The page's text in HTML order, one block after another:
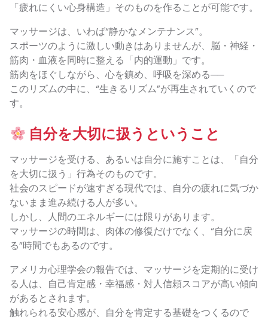
「疲れにくい心身構造」そのものを作ることが可能です。
マッサージは、いわば“静かなメンテナンス”。
スポーツのように激しい動きはありませんが、脳・神経・
筋肉・血液を同時に整える「内的運動」です。
筋肉をほぐしながら、心を鎮め、呼吸を深める──
このリズムの中に、“生きるリズム”が再生されていくので
す。
自分を大切に扱うということ
マッサージを受ける、あるいは自分に施すことは、「自分
を大切に扱う」行為そのものです。
社会のスピードが速すぎる現代では、自分の疲れに気づか
ないまま進み続ける人が多い。
しかし、人間のエネルギーには限りがあります。
マッサージの時間は、肉体の修復だけでなく、“自分に戻
る”時間でもあるのです。
アメリカ心理学会の報告では、マッサージを定期的に受け
る人は、自己肯定感・幸福感・対人信頼スコアが高い傾向
があるとされます。
触れられる安心感が、自分を肯定する基礎をつくるので